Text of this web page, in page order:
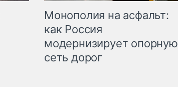
Монополия на асфальт:
как Россия
модернизирует опорную
сеть дорог